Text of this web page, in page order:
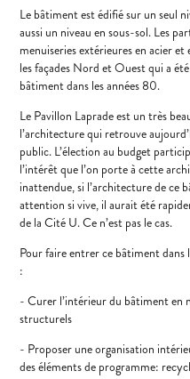
Le bâtiment est édifié sur un seul
aussi un niveau en sous-sol. Les
menuiseries extérieures en acier
les façades Nord et Ouest qui a
bâtiment dans les années 80.
Le Pavillon Laprade est un très
l’architecture qui retrouve
public. L’élection au budget
l’intérêt que l’on porte à cette
inattendue, si l’architecture de ce
attention si vive, il aurait été
de la Cité U. Ce n’est pas le cas.
Pour faire entrer ce bâtiment dans
:
- Curer l’intérieur du bâtiment en
structurels
- Proposer une organisation
des éléments de programme: